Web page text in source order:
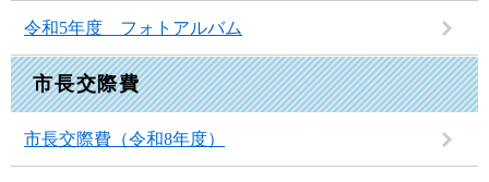
令和5年度 フォトアルバム
市長交際費
市長交際費（令和8年度）